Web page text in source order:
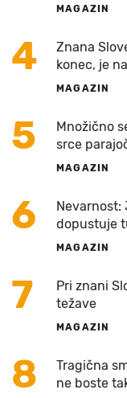
MAGAZIN
4
Znana
konec, je
MAGAZIN
5
Množično
srce
MAGAZIN
6
Nevarnost:
dopustuje
MAGAZIN
7
Pri znani
težave
MAGAZIN
8
Tragična
ne boste